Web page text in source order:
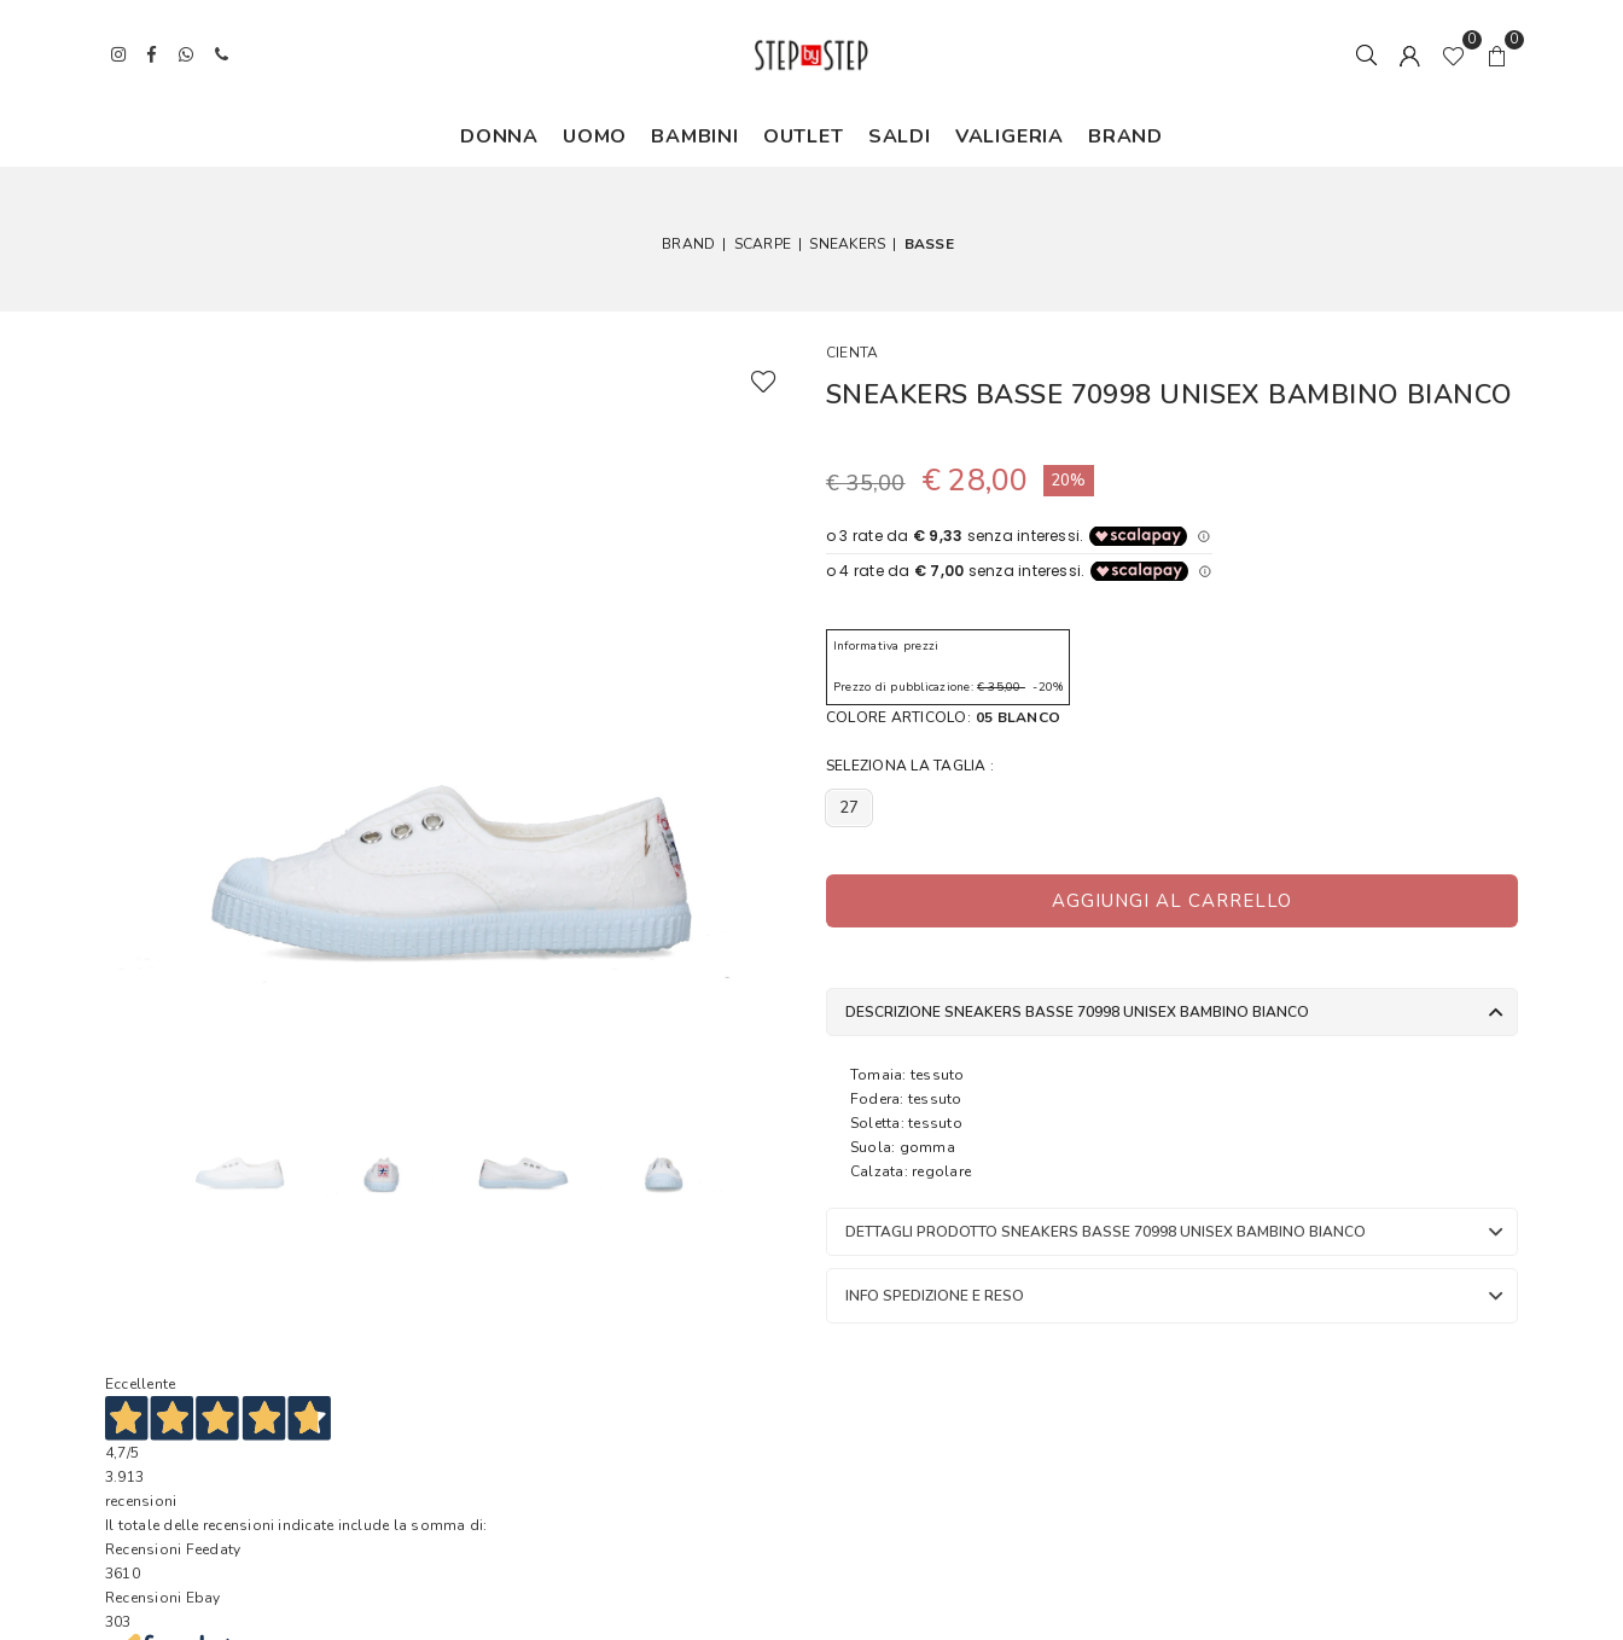
0 0
DONNA UOMO BAMBINI OUTLET SALDI VALIGERIA BRAND
BRAND | SCARPE | SNEAKERS | BASSE
CIENTA
SNEAKERS BASSE 70998 UNISEX BAMBINO BIANCO
€ 35,00 € 28,00 20%
Informativa prezzi
Prezzo di pubblicazione: € 35,00-20%
COLORE ARTICOLO: 05 BLANCO
SELEZIONA LA TAGLIA :
27
AGGIUNGI AL CARRELLO
DESCRIZIONE SNEAKERS BASSE 70998 UNISEX BAMBINO BIANCO
Tomaia: tessuto
Fodera: tessuto
Soletta: tessuto
Suola: gomma
Calzata: regolare
DETTAGLI PRODOTTO SNEAKERS BASSE 70998 UNISEX BAMBINO BIANCO
INFO SPEDIZIONE E RESO
Eccellente
4,7/5
3.913
recensioni
Il totale delle recensioni indicate include la somma di:
Recensioni Feedaty
3610
Recensioni Ebay
303